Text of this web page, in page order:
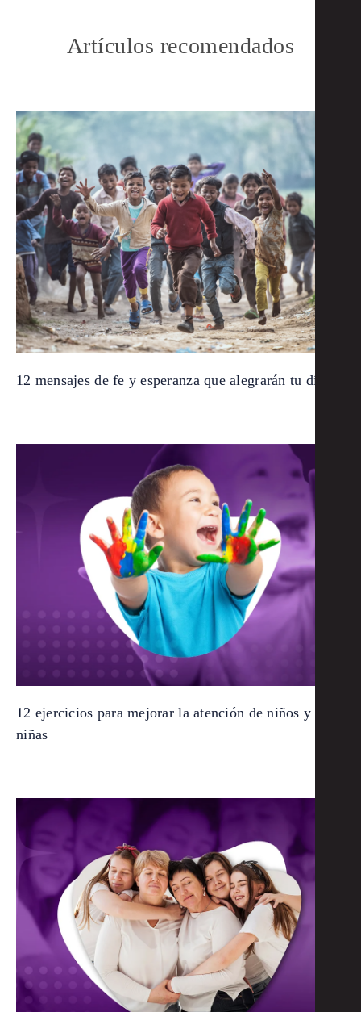
Artículos recomendados
12 mensajes de fe y esperanza que alegrarán tu día
12 ejercicios para mejorar la atención de niños y
niñas